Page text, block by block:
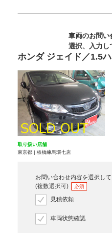
車両のお問い
選択、入力し
ホンダ ジェイド／1.5
取り扱い店舗
東京都 | 板橋練馬環七店
お問い合わせ内容を選択して
(複数選択可)
必須
見積依頼
車両状態確認